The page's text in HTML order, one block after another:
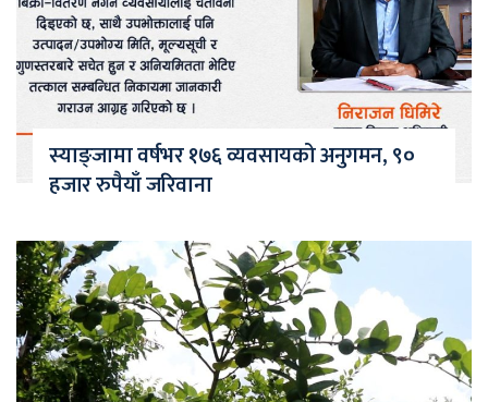
स्याङ्जामा वर्षभर १७६ व्यवसायको अनुगमन, ९०
हजार रुपैयाँ जरिवाना